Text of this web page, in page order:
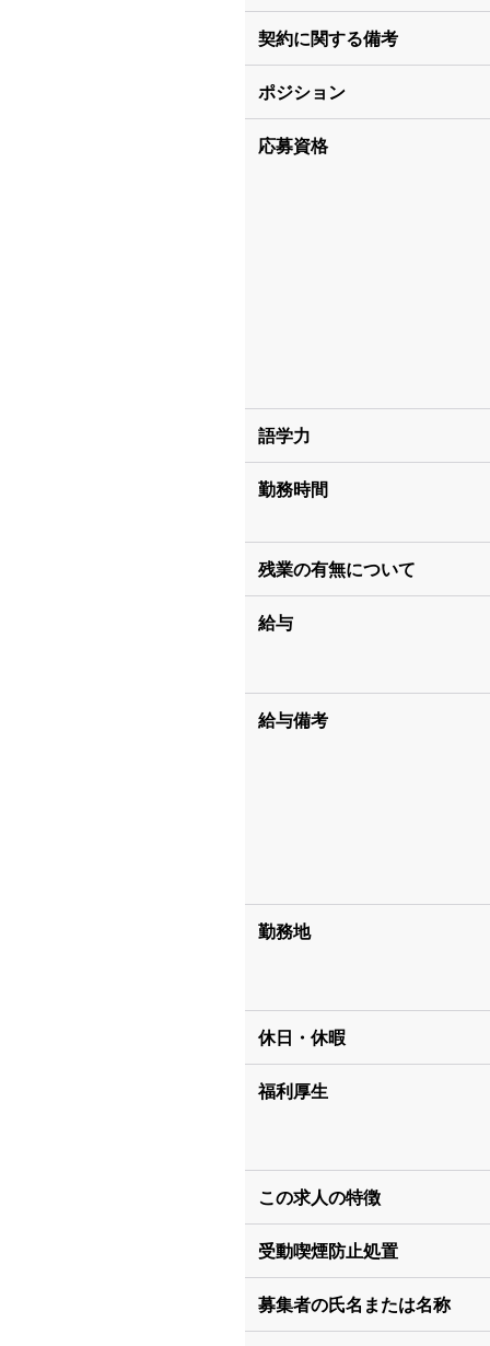
契約に関する備考
ポジション
応募資格
語学力
勤務時間
残業の有無について
給与
給与備考
勤務地
休日・休暇
福利厚生
この求人の特徴
受動喫煙防止処置
募集者の氏名または名称